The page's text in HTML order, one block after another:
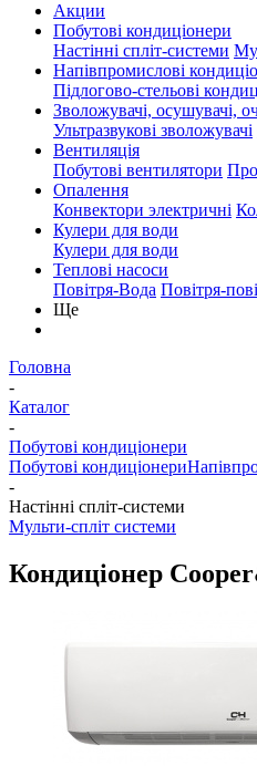
Акции
Побутові кондиціонери
Настінні спліт-системи
Напівпромислові
Підлогово-стельові
Зволожувачі, осушувачі,
Ультразвукові зволожувачі
Вентиляція
Побутові вентилятори
Опалення
Конвектори электричні
Кулери для води
Кулери для води
Теплові насоси
Повітря-Вода Повітря-
Ще
Головна
-
Каталог
-
Побутові кондиціонери
Побутові кондиціонери
-
Настінні спліт-системи
Мульти-спліт системи
Кондиціонер